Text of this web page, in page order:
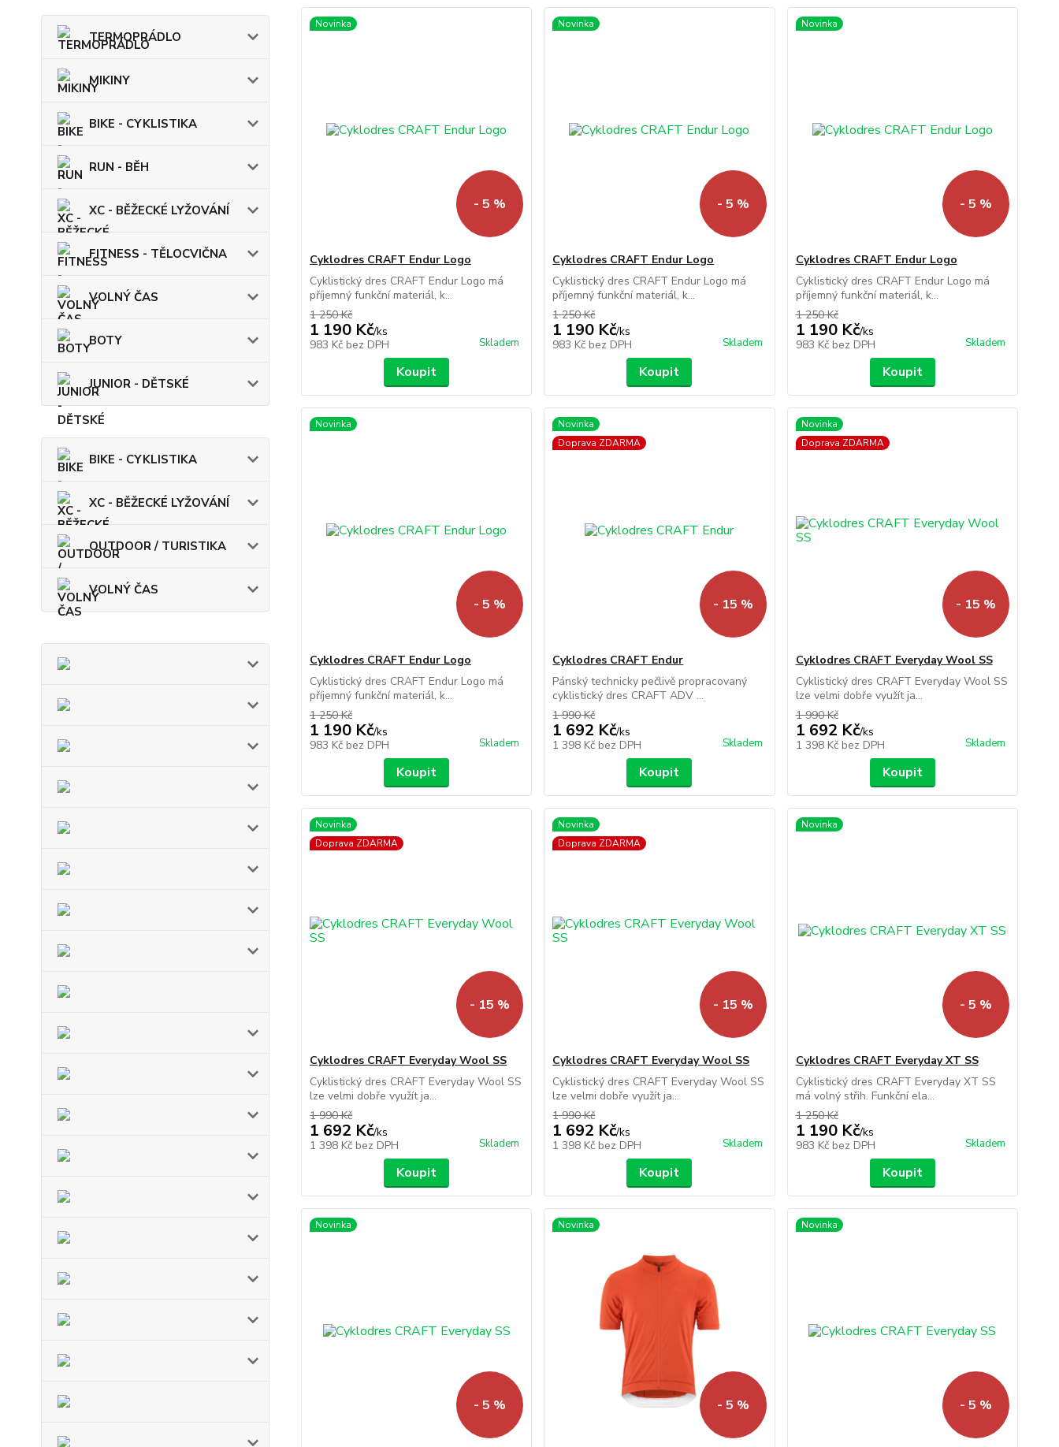
TERMOPRÁDLO
MIKINY
BIKE - CYKLISTIKA
RUN - BĚH
XC - BĚŽECKÉ LYŽOVÁNÍ
FITNESS - TĚLOCVIČNA
VOLNÝ ČAS
BOTY
JUNIOR - DĚTSKÉ
BIKE - CYKLISTIKA
XC - BĚŽECKÉ LYŽOVÁNÍ
OUTDOOR / TURISTIKA
VOLNÝ ČAS
Novinka
- 5 %
Cyklodres CRAFT Endur Logo
Cyklistický dres CRAFT Endur Logo má
příjemný funkční materiál, k...
1 250 Kč
1 190 Kč/ks
983 Kč bez DPH Skladem
Koupit
Novinka
- 5 %
Cyklodres CRAFT Endur Logo
Cyklistický dres CRAFT Endur Logo má
příjemný funkční materiál, k...
1 250 Kč
1 190 Kč/ks
983 Kč bez DPH Skladem
Koupit
Novinka
- 5 %
Cyklodres CRAFT Endur Logo
Cyklistický dres CRAFT Endur Logo má
příjemný funkční materiál, k...
1 250 Kč
1 190 Kč/ks
983 Kč bez DPH Skladem
Koupit
Novinka
- 5 %
Cyklodres CRAFT Endur Logo
Cyklistický dres CRAFT Endur Logo má
příjemný funkční materiál, k...
1 250 Kč
1 190 Kč/ks
983 Kč bez DPH Skladem
Koupit
Novinka
Doprava ZDARMA
- 15 %
Cyklodres CRAFT Endur
Pánský technicky pečlivě propracovaný
cyklistický dres CRAFT ADV ...
1 990 Kč
1 692 Kč/ks
1 398 Kč bez DPH Skladem
Koupit
Novinka
Doprava ZDARMA
- 15 %
Cyklodres CRAFT Everyday Wool SS
Cyklistický dres CRAFT Everyday Wool SS
lze velmi dobře využít ja...
1 990 Kč
1 692 Kč/ks
1 398 Kč bez DPH Skladem
Koupit
Novinka
Doprava ZDARMA
- 15 %
Cyklodres CRAFT Everyday Wool SS
Cyklistický dres CRAFT Everyday Wool SS
lze velmi dobře využít ja...
1 990 Kč
1 692 Kč/ks
1 398 Kč bez DPH Skladem
Koupit
Novinka
Doprava ZDARMA
- 15 %
Cyklodres CRAFT Everyday Wool SS
Cyklistický dres CRAFT Everyday Wool SS
lze velmi dobře využít ja...
1 990 Kč
1 692 Kč/ks
1 398 Kč bez DPH Skladem
Koupit
Novinka
- 5 %
Cyklodres CRAFT Everyday XT SS
Cyklistický dres CRAFT Everyday XT SS
má volný střih. Funkční ela...
1 250 Kč
1 190 Kč/ks
983 Kč bez DPH Skladem
Koupit
Novinka
- 5 %
Novinka
- 5 %
Novinka
- 5 %